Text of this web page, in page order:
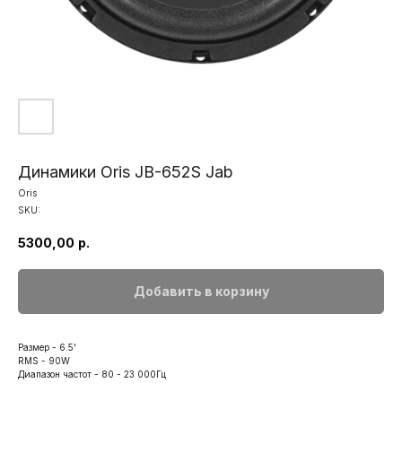
Динамики Oris JB-652S Jab
Oris
SKU:
5300,00 р.
Добавить в корзину
Размер - 6.5'
RMS - 90W
Диапазон частот - 80 - 23 000Гц